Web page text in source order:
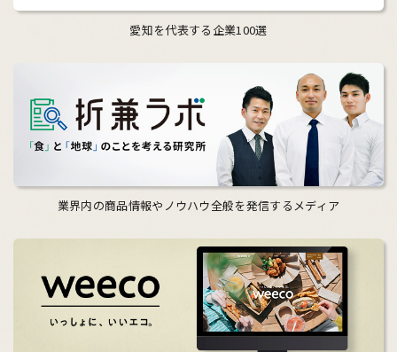
愛知を代表する企業100選
業界内の商品情報やノウハウ全般を発信するメディア